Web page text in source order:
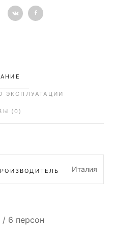
ЭКСПЛУАТАЦИИ
(0)
Италия
/ 6 персон